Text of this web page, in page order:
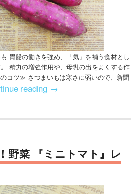
胃腸の働きを強め、「気」を補う食材とし
精力の増強作用や、母乳の出をよくする作
コツ≫ さつまいもは寒さに弱いので、新聞
reading →
野菜 『ミニトマト』レ